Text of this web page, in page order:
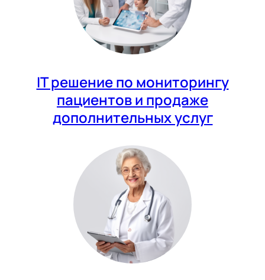
IT решение по мониторингу
пациентов и продаже
дополнительных услуг